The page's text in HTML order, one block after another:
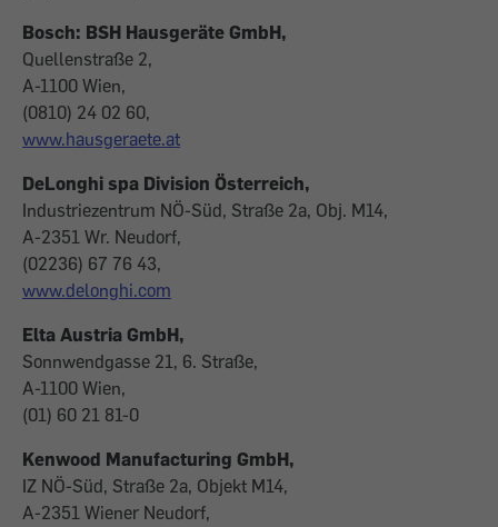
Bosch: BSH Hausgeräte GmbH,
Quellenstraße 2,
A-1100 Wien,
(0810) 24 02 60,
www.hausgeraete.at
DeLonghi spa Division Österreich,
Industriezentrum NÖ-Süd, Straße 2a, Obj. M14,
A-2351 Wr. Neudorf,
(02236) 67 76 43,
www.delonghi.com
Elta Austria GmbH,
Sonnwendgasse 21, 6. Straße,
A-1100 Wien,
(01) 60 21 81-0
Kenwood Manufacturing GmbH,
IZ NÖ-Süd, Straße 2a, Objekt M14,
A-2351 Wiener Neudorf,